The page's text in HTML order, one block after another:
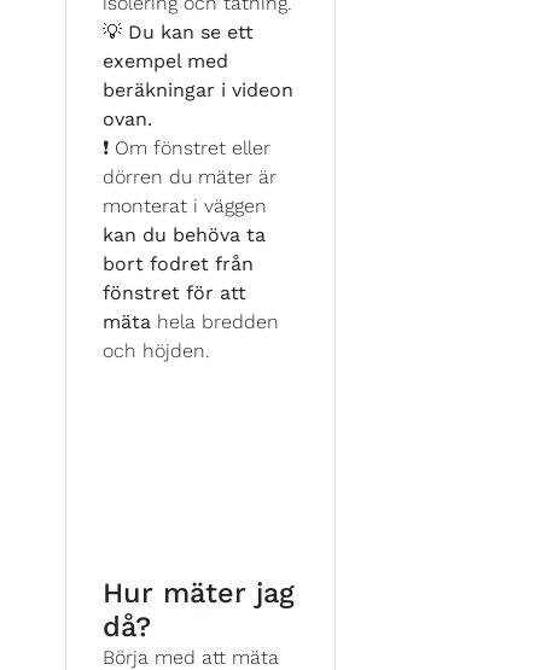
💡 Du kan se ett
exempel med
beräkningar i videon
ovan.
❗ Om fönstret eller
dörren du mäter är
monterat i väggen
kan du behöva ta
bort fodret från
fönstret för att
mäta hela bredden
och höjden.
Hur mäter jag
då?
Börja med att mäta